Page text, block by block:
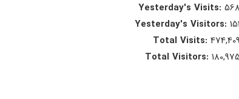
Yesterday's Visits:568
Yesterday's Visitors:151
Total Visits:474,409
Total Visitors: